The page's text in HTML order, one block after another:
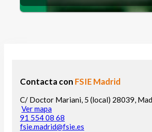
Contacta con FSIE Madrid
C/ Doctor Mariani, 5 (local) 28039,
Ver mapa
91 554 08 68
fsie.madrid@fsie.es